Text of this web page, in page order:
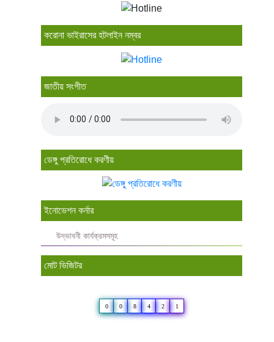
করোনা ভাইরাসের হটলাইন নম্বর
জাতীয় সংগীত
ডেঙ্গু প্রতিরোধে করণীয়
ইনোভেশন কর্নার
উদ্ভাবনী কার্যক্রমসমূহ
মোট ভিজিটর
0 0 8 4 2 1